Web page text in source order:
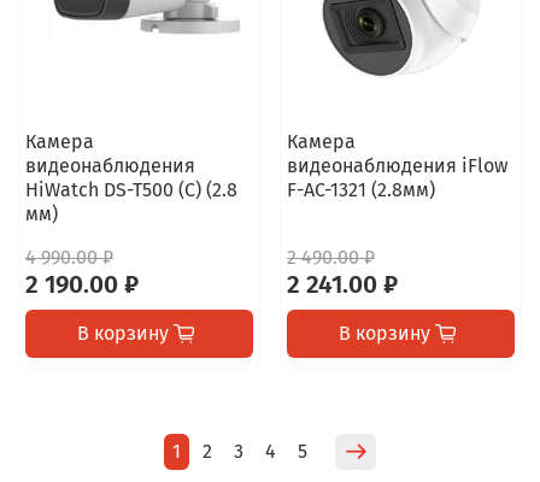
Камера
видеонаблюдения
HiWatch DS-T500 (C) (2.8
мм)
4 990.00 ₽
2 190.00 ₽
В корзину
Камера
видеонаблюдения iFlow
F-AC-1321 (2.8мм)
2 490.00 ₽
2 241.00 ₽
В корзину
1 2 3 4 5